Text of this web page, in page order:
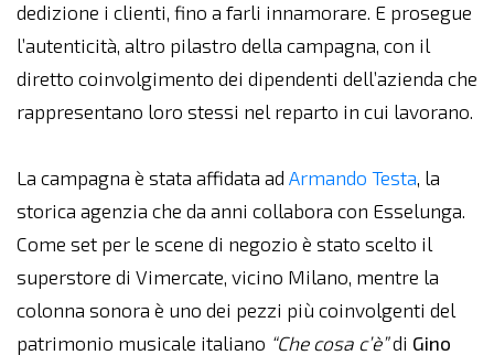
dedizione i clienti, fino a farli innamorare. E prosegue
l’autenticità, altro pilastro della campagna, con il
diretto coinvolgimento dei dipendenti dell’azienda che
rappresentano loro stessi nel reparto in cui lavorano.
La campagna è stata affidata ad Armando Testa, la
storica agenzia che da anni collabora con Esselunga.
Come set per le scene di negozio è stato scelto il
superstore di Vimercate, vicino Milano, mentre la
colonna sonora è uno dei pezzi più coinvolgenti del
patrimonio musicale italiano “Che cosa c’è”di Gino